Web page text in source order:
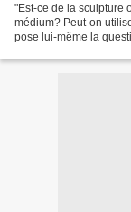
"Est-ce de la sculpture
médium? Peut-on
pose lui-même la